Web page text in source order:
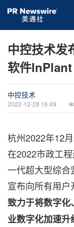
中控技术发
软件
中控技术
2022-12-28 16:49
杭州2022年12
在2022市政工
一代超大型综合
宣布向所有用
致力于将数字
业数字化加速